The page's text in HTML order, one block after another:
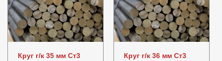
Круг г/к 35 мм Ст3 Круг г/к 36 мм Ст3